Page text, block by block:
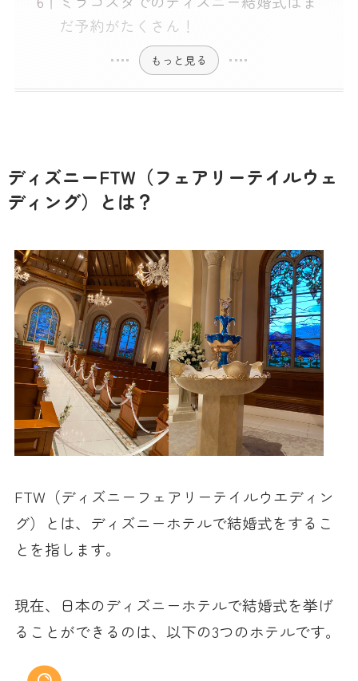
だ予約がたくさん！
もっと見る
ディズニーFTW（フェアリーテイルウェ
ディング）とは？
FTW（ディズニーフェアリーテイルウエディン
グ）とは、ディズニーホテルで結婚式をするこ
とを指します。
現在、日本のディズニーホテルで結婚式を挙げ
ることができるのは、以下の3つのホテルです。